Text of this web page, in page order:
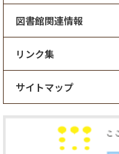
図書館関連情報
リンク集
サイトマップ